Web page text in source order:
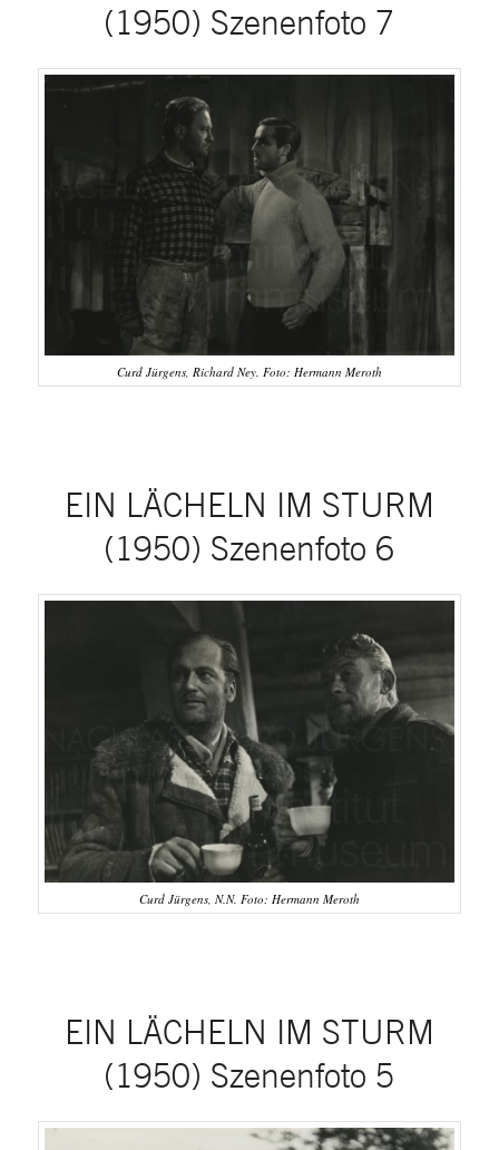
(1950) Szenenfoto 7
Curd Jürgens, Richard Ney. Foto: Hermann Meroth
EIN LÄCHELN IM STURM
(1950) Szenenfoto 6
Curd Jürgens, N.N. Foto: Hermann Meroth
EIN LÄCHELN IM STURM
(1950) Szenenfoto 5